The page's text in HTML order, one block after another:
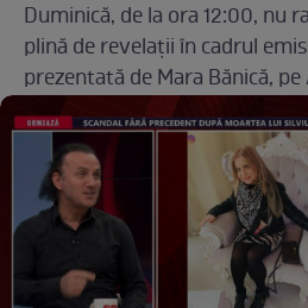
Duminică, de la ora 12:00, nu
plină de revelații în cadrul
prezentată de Mara Bănică,